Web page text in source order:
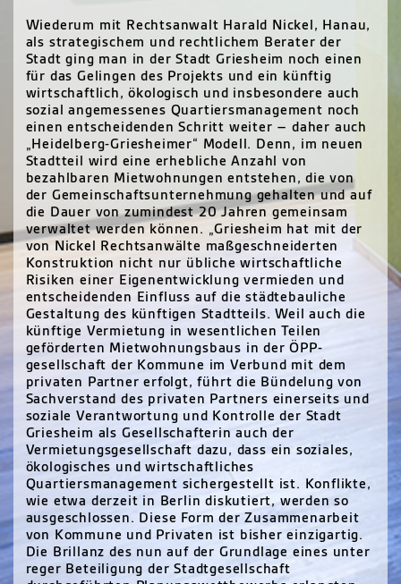
Wiederum mit Rechtsanwalt Harald Nickel, Hanau,
als strategischem und rechtlichem Berater der
Stadt ging man in der Stadt Griesheim noch einen
für das Gelingen des Projekts und ein künftig
wirtschaftlich, ökologisch und insbesondere auch
sozial angemessenes Quartiersmanagement noch
einen entscheidenden Schritt weiter – daher auch
„Heidelberg-Griesheimer“ Modell. Denn, im neuen
Stadtteil wird eine erhebliche Anzahl von
bezahlbaren Mietwohnungen entstehen, die von
der Gemeinschaftsunternehmung gehalten und auf
die Dauer von zumindest 20 Jahren gemeinsam
verwaltet werden können. „Griesheim hat mit der
von Nickel Rechtsanwälte maßgeschneiderten
Konstruktion nicht nur übliche wirtschaftliche
Risiken einer Eigenentwicklung vermieden und
entscheidenden Einfluss auf die städtebauliche
Gestaltung des künftigen Stadtteils. Weil auch die
künftige Vermietung in wesentlichen Teilen
geförderten Mietwohnungsbaus in der ÖPP-
gesellschaft der Kommune im Verbund mit dem
privaten Partner erfolgt, führt die Bündelung von
Sachverstand des privaten Partners einerseits und
soziale Verantwortung und Kontrolle der Stadt
Griesheim als Gesellschafterin auch der
Vermietungsgesellschaft dazu, dass ein soziales,
ökologisches und wirtschaftliches
Quartiersmanagement sichergestellt ist. Konflikte,
wie etwa derzeit in Berlin diskutiert, werden so
ausgeschlossen. Diese Form der Zusammenarbeit
von Kommune und Privaten ist bisher einzigartig.
Die Brillanz des nun auf der Grundlage eines unter
reger Beteiligung der Stadtgesellschaft